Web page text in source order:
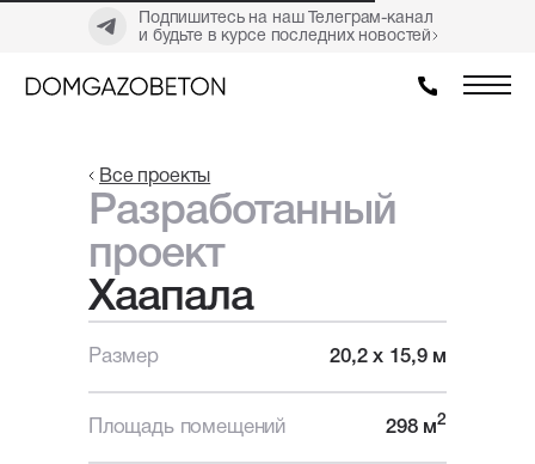
Подпишитесь на наш Телеграм-канал
и будьте в курсе последних новостей
Все проекты
Разработанный
проект
Хаапала
Размер 20,2 х 15,9 м
Площадь помещений 298 м2